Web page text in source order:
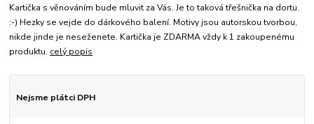
Kartička s věnováním bude mluvit za Vás. Je to taková třešnička na dortu.
:-) Hezky se vejde do dárkového balení. Motivy jsou autorskou tvorbou,
nikde jinde je neseženete. Kartička je ZDARMA vždy k 1 zakoupenému
produktu. celý popis
Nejsme plátci DPH